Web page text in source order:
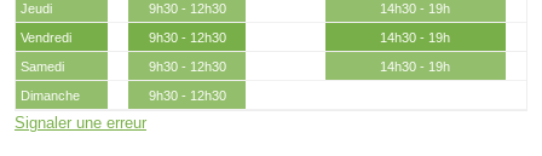
Jeudi
9h30 - 12h30
14h30 - 19h
Vendredi
9h30 - 12h30
14h30 - 19h
Samedi
9h30 - 12h30
14h30 - 19h
Dimanche
9h30 - 12h30
Signaler une erreur